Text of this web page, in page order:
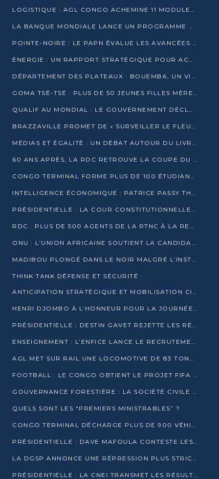
LOGISTIQUE : AGL CONGO ACHEMINE 11 MODULES GÉANTS JUSQU’À BRAZZAVILLE
LA BANQUE MONDIALE LANCE UN PROGRAMME DE 394 MILLIONS DE DOLLARS POUR LE BASSIN DU CONGO
POINTE-NOIRE : LE PAPN ÉVALUE LES AVANCÉES DU MÔLE EST
ÉNERGIE : UN RAPPORT STRATÉGIQUE POUR ACCÉLÉRER LA TRANSITION AU CONGO
DÉPARTEMENT DES PLATEAUX : BOUEMBA, UN VIVIER ÉCONOMIQUE PRÊT À EXPLOSER
GOMA TSÉ-TSÉ : PLUS DE 50 JEUNES FILLES MÈRES SENSIBILISÉES À LA SANTÉ SEXUELLE
QUALIF AU MONDIAL : LE GOUVERNEMENT DÉCLARE LA JOURNÉE DU 1ER AVRIL 2026 CHÔMÉE ET PAYÉE
BRAZZAVILLE PROMET DE « SURVEILLER LE FLEUVE » APRÈS LA QUALIFICATION DE LA RDC AU MONDIAL
MÉDIAS ET ÉGALITÉ : UN DÉBAT AUTOUR DU LIVRE « CES FEMMES QUI REPRENNENT LE POUVOIR SUR LEUR VIE »
60 ANS APRÈS, LA RDC RETROUVE LA COUPE DU MONDE
CONGO TERMINAL FORME PLUS DE 100 ÉTUDIANTS AUX TECHNIQUES D’EMBAUCHE
INTELLIGENCE ÉCONOMIQUE : PATRICE PASSY THÉORISE UNE STRATÉGIE ADAPTÉE AUX CONTEXTES FRAGMENTÉS
PRÉSIDENTIELLE : LA COUR CONSTITUTIONNELLE CONFIRME LA VICTOIRE DE SASSOU NGUESSO AVEC 94,90 % DES SUFFRAGES
RDC : PLUS DE 500 AGENTS DE LA RTNC À LA RETRAITE, UNE PAGE SE TOURNE
ONU : L’UNION AFRICAINE SOUTIENT LA CANDIDATURE DE MACKY SALL
MADIBOU PLONGÉ DANS LE NOIR MALGRÉ L’INSTALLATION D’UN NOUVEAU TRANSFORMATEUR
THINK TANK DÉFENSE ET SÉCURITÉ :
ANTICIPATION STRATÉGIQUE ET MOBILISATION CITOYENNE POUR NOTRE SOUVERAINETÉ NATIONALE
HENRI DJOMBO À L’HONNEUR POUR LA JOURNÉE MONDIALE DU THÉÂTRE
PRÉSIDENTIELLE : DESTIN GAVET REJETTE LES RÉSULTATS ET APPELLE À UN DIALOGUE NATIONAL
ENSEIGNEMENT : L’ENFICE LANCE LE RECRUTEMENT DE SA PREMIÈRE PROMOTION DE PROFESSEURS DES ÉCOLES
AGL MET SUR RAIL UNE LOCOMOTIVE DE 83 TONNES À POINTE-NOIRE
FOOTBALL : LE CONGO OBTIENT LE PROJET FIFA ARENA POUR SES 15 DÉPARTEMENTS
GOUVERNANCE FORESTIÈRE : LA SOCIÉTÉ CIVILE CONGOLAISE AFFICHE SES PRIORITÉS POUR 2026
QUELS SONT LES “PREMIERS MINISTRABLES” ?
CONGO TERMINAL DÉCHARGE PLUS DE 900 VÉHICULES EN QUELQUES HEURES
PRÉSIDENTIELLE : DAVE MAFOULA CONTESTE LES RÉSULTATS PROVISOIRES
LA DGSP ANNONCE UNE RÉPRESSION PLUS STRICTE CONTRE LES MOTO-TAXIS
PRÉSIDENTIELLE : LA CNEI TRANSMET LES RÉSULTATS PROVISOIRES À LA COUR CONSTITUTIONNELLE